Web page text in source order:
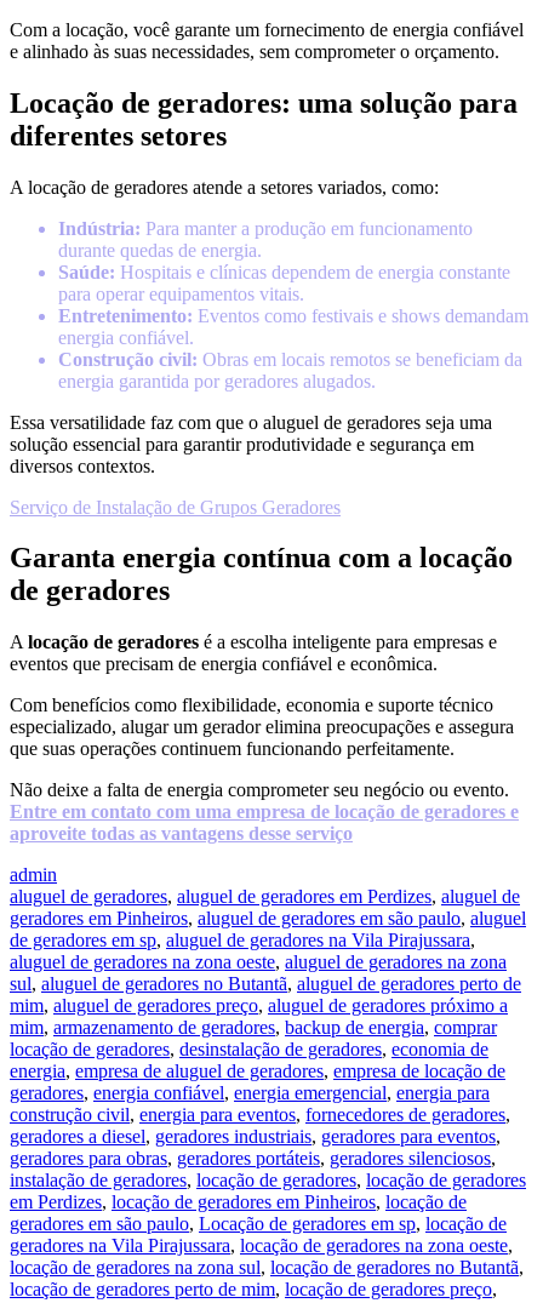
Com a locação, você garante um fornecimento de energia confiável
e alinhado às suas necessidades, sem comprometer o orçamento.
Locação de geradores: uma solução para
diferentes setores
A locação de geradores atende a setores variados, como:
Indústria: Para manter a produção em funcionamento
durante quedas de energia.
Saúde: Hospitais e clínicas dependem de energia constante
para operar equipamentos vitais.
Entretenimento: Eventos como festivais e shows demandam
energia confiável.
Construção civil: Obras em locais remotos se beneficiam da
energia garantida por geradores alugados.
Essa versatilidade faz com que o aluguel de geradores seja uma
solução essencial para garantir produtividade e segurança em
diversos contextos.
Serviço de Instalação de Grupos Geradores
Garanta energia contínua com a locação
de geradores
A locação de geradores é a escolha inteligente para empresas e
eventos que precisam de energia confiável e econômica.
Com benefícios como flexibilidade, economia e suporte técnico
especializado, alugar um gerador elimina preocupações e assegura
que suas operações continuem funcionando perfeitamente.
Não deixe a falta de energia comprometer seu negócio ou evento.
Entre em contato com uma empresa de locação de geradores e
aproveite todas as vantagens desse serviço
admin
aluguel de geradores, aluguel de geradores em Perdizes, aluguel de
geradores em Pinheiros, aluguel de geradores em são paulo, aluguel
de geradores em sp, aluguel de geradores na Vila Pirajussara,
aluguel de geradores na zona oeste, aluguel de geradores na zona
sul, aluguel de geradores no Butantã, aluguel de geradores perto de
mim, aluguel de geradores preço, aluguel de geradores próximo a
mim, armazenamento de geradores, backup de energia, comprar
locação de geradores, desinstalação de geradores, economia de
energia, empresa de aluguel de geradores, empresa de locação de
geradores, energia confiável, energia emergencial, energia para
construção civil, energia para eventos, fornecedores de geradores,
geradores a diesel, geradores industriais, geradores para eventos,
geradores para obras, geradores portáteis, geradores silenciosos,
instalação de geradores, locação de geradores, locação de geradores
em Perdizes, locação de geradores em Pinheiros, locação de
geradores em são paulo, Locação de geradores em sp, locação de
geradores na Vila Pirajussara, locação de geradores na zona oeste,
locação de geradores na zona sul, locação de geradores no Butantã,
locação de geradores perto de mim, locação de geradores preço,